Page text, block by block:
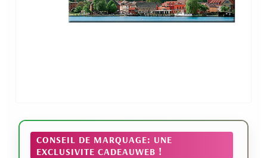
CONSEIL DE MARQUAGE: UNE
EXCLUSIVITE CADEAUWEB !